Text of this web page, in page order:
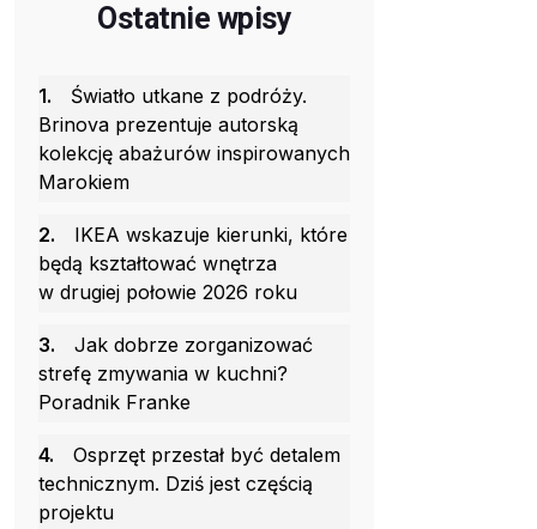
Ostatnie wpisy
1.
Światło utkane z podróży.
Brinova prezentuje autorską
kolekcję abażurów inspirowanych
Marokiem
2.
IKEA wskazuje kierunki, które
będą kształtować wnętrza
w drugiej połowie 2026 roku
3.
Jak dobrze zorganizować
strefę zmywania w kuchni?
Poradnik Franke
4.
Osprzęt przestał być detalem
technicznym. Dziś jest częścią
projektu